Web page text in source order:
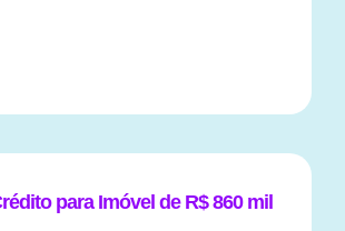
para Imóvel de R$ 860 mil